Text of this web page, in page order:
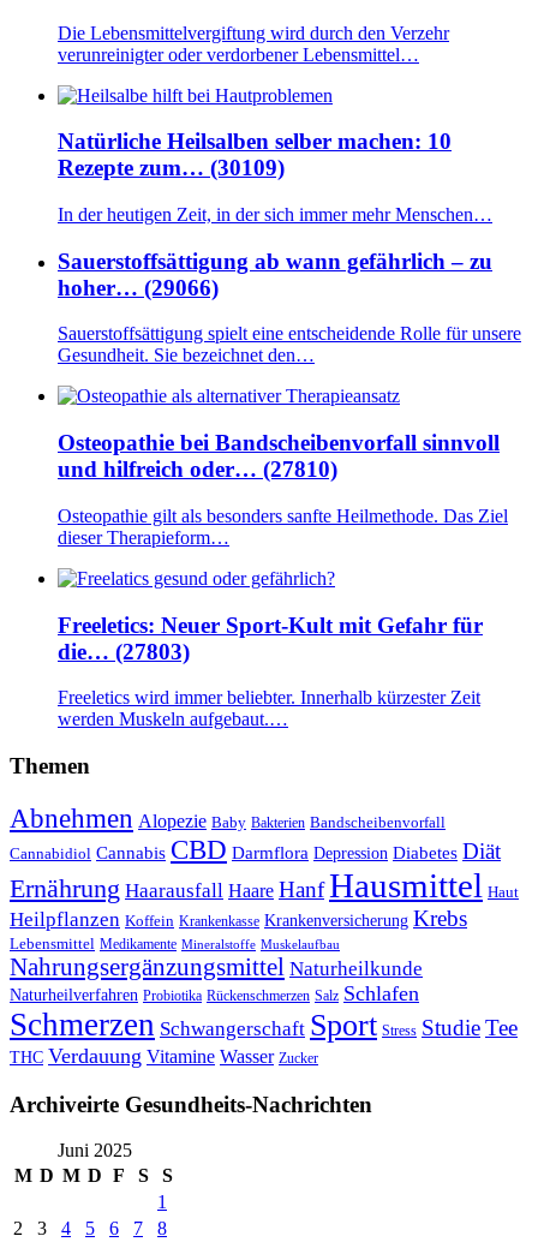
Die Lebensmittelvergiftung wird durch den Verzehr
verunreinigter oder verdorbener Lebensmittel…
Natürliche Heilsalben selber machen: 10
Rezepte zum… (30109)
In der heutigen Zeit, in der sich immer mehr Menschen…
Sauerstoffsättigung ab wann gefährlich – zu
hoher… (29066)
Sauerstoffsättigung spielt eine entscheidende Rolle für unsere
Gesundheit. Sie bezeichnet den…
Osteopathie bei Bandscheibenvorfall sinnvoll
und hilfreich oder… (27810)
Osteopathie gilt als besonders sanfte Heilmethode. Das Ziel
dieser Therapieform…
Freeletics: Neuer Sport-Kult mit Gefahr für
die… (27803)
Freeletics wird immer beliebter. Innerhalb kürzester Zeit
werden Muskeln aufgebaut.…
Themen
Abnehmen Alopezie Baby Bakterien Bandscheibenvorfall
Cannabidiol Cannabis CBD Darmflora Depression Diabetes Diät
Ernährung Haarausfall Haare HanfHausmittel Haut
Heilpflanzen Koffein Krankenkasse Krankenversicherung Krebs
Lebensmittel Medikamente Mineralstoffe Muskelaufbau
Nahrungsergänzungsmittel Naturheilkunde
Naturheilverfahren Probiotika Rückenschmerzen Salz Schlafen
Schmerzen Schwangerschaft Sport Stress StudieTee
THC Verdauung Vitamine Wasser Zucker
Archiveirte Gesundheits-Nachrichten
Juni 2025
M D M D F S
S
1
2
3 4 5 6 7
8